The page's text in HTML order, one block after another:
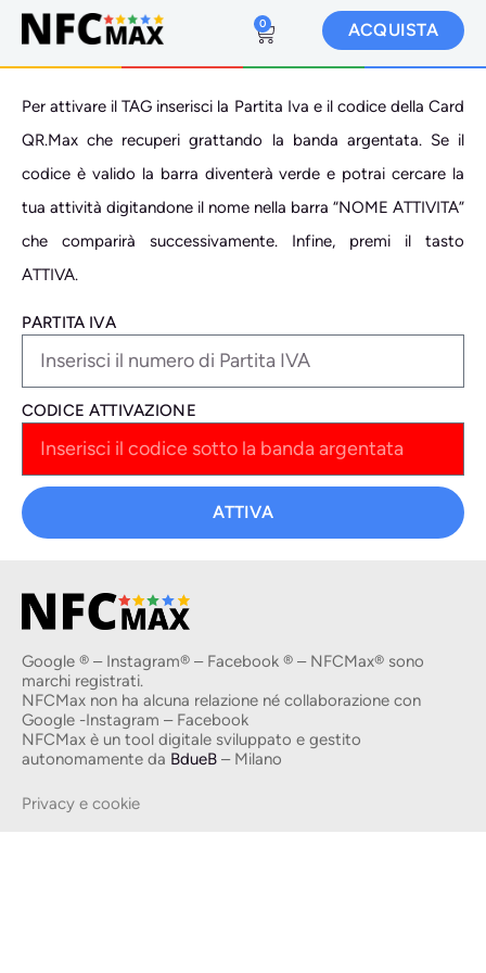
0 ACQUISTA
Per attivare il TAG inserisci la Partita Iva e il codice della Card
QR.Max che recuperi grattando la banda argentata. Se il
codice è valido la barra diventerà verde e potrai cercare la
tua attività digitandone il nome nella barra “NOME ATTIVITA”
che comparirà successivamente. Infine, premi il tasto
ATTIVA.
PARTITA IVA
CODICE ATTIVAZIONE
ATTIVA
Google ® – Instagram® – Facebook ® – NFCMax® sono
marchi registrati.
NFCMax non ha alcuna relazione né collaborazione con
Google -Instagram – Facebook
NFCMax è un tool digitale sviluppato e gestito
autonomamente da BdueB – Milano
Privacy e cookie